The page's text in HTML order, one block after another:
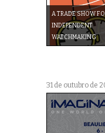
A TRADE SHOW
INDEPENDENT
WATCHMAKING
31 de outubro de